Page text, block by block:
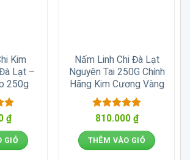
Kim
Lạt –
250g
₫
GIỎ
Nấm Linh Chi Đà Lạt
Nguyên Tai 250G Chính
Hãng Kim Cương Vàng
Được xếp
sao
810.000 ₫
THÊM VÀO GIỎ